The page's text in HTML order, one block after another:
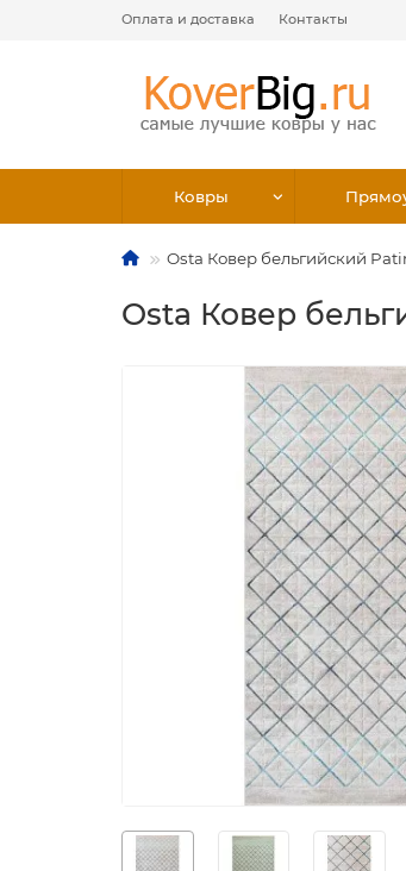
Оплата и доставка Контакты
Ковры
Osta Ковер бельгийский
Osta Ковер